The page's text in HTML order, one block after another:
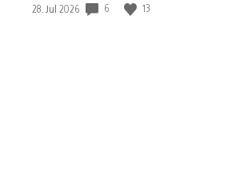
Veröffentlichungsdatum:
28. Jul 2026 6 13